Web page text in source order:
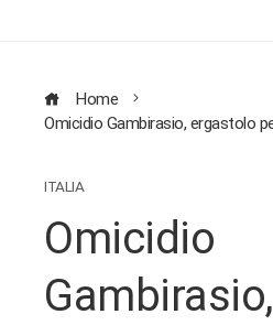
Home
Omicidio Gambirasio, ergastolo
ITALIA
Omicidio
Gambirasio,